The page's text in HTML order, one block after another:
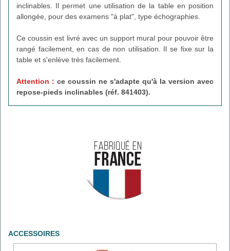
inclinables. Il permet une utilisation de la table en position
allongée, pour des examens "à plat", type échographies.
Ce coussin est livré avec un support mural pour pouvoir être
rangé facilement, en cas de non utilisation. Il se fixe sur la
table et s'enlève très facilement.
Attention : ce coussin ne s'adapte qu'à la version avec
repose-pieds inclinables (réf. 841403).
ACCESSOIRES